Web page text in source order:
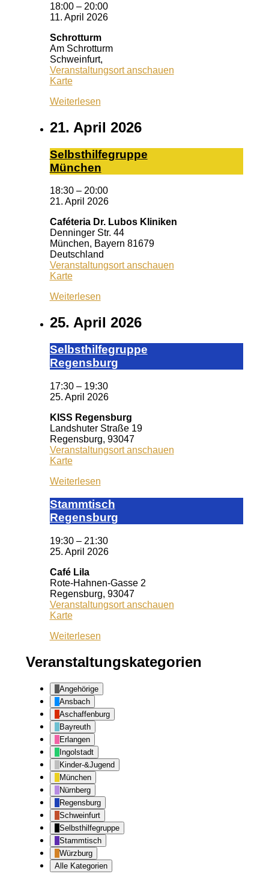
18:00 – 20:00
11. April 2026
Schrotturm
Am Schrotturm
Schweinfurt,
Veranstaltungsort anschauen
KarteSchrotturm
Weiterlesen
21. April 2026
Selbst­hil­fe­grup­pe
Mün­chen
18:30 – 20:00
21. April 2026
Caféteria Dr. Lubos Kliniken
Denninger Str. 44
München, Bayern 81679
Deutschland
Veranstaltungsort anschauen
KarteCaféteria
Lubos
Weiterlesen
25. April 2026
Selbst­hil­fe­grup­pe
Re­gens­burg
17:30 – 19:30
25. April 2026
KISS Regensburg
Landshuter Straße 19
Regensburg, 93047
Veranstaltungsort anschauen
KarteKISS
Weiterlesen
Stamm­tisch
Reg­ens­burg
19:30 – 21:30
25. April 2026
Café Lila
Rote-Hahnen-Gasse 2
Regensburg, 93047
Veranstaltungsort anschauen
KarteCafé
Weiterlesen
Veranstaltungskategorien
Angehörige
Ansbach
Aschaffenburg
Bayreuth
Erlangen
Ingolstadt
Kinder-&Jugend
München
Nürnberg
Regensburg
Schweinfurt
Selbsthilfegruppe
Stammtisch
Würzburg
Alle Kategorien